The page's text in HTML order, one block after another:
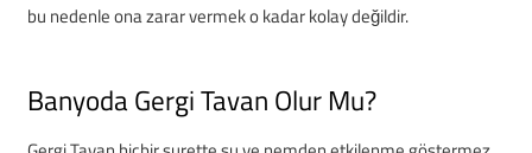
bu nedenle ona zarar vermek o kadar kolay değildir.
Banyoda Gergi Tavan Olur Mu?